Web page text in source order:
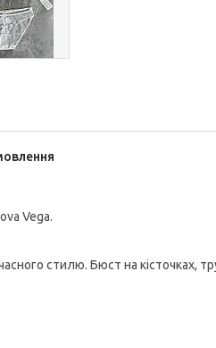
Vega.
стилю. Бюст на кісточках,